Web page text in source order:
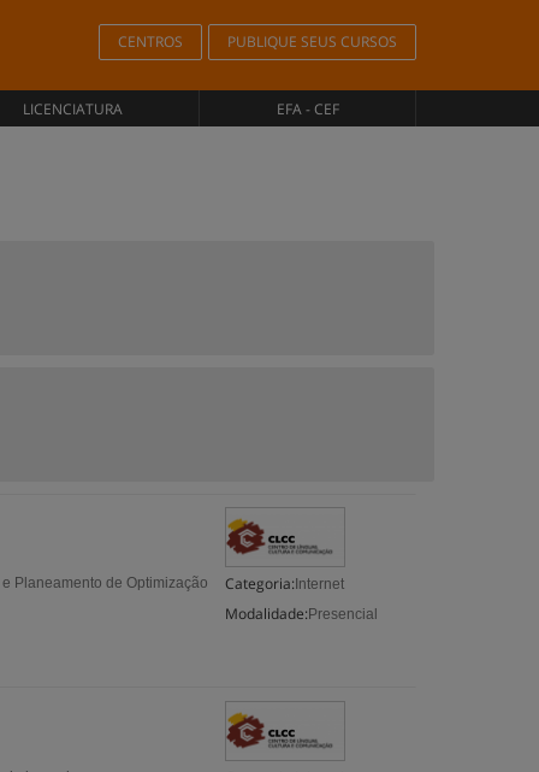
CENTROS PUBLIQUE SEUS CURSOS
LICENCIATURA EFA - CEF
Categoria: Internet
Modalidade: Presencial
de Optimização